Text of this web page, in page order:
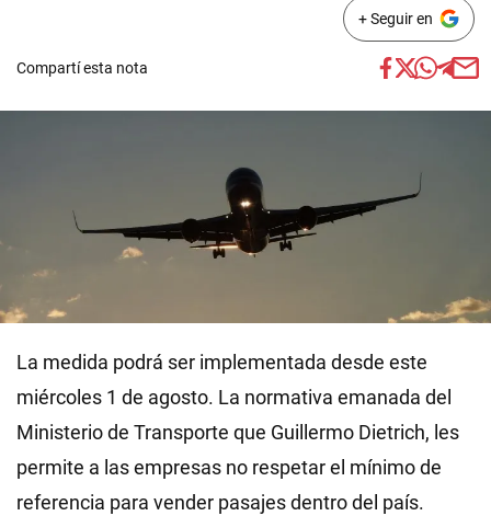
+ Seguir en
Compartí esta nota
La medida podrá ser implementada desde este
miércoles 1 de agosto. La normativa emanada del
Ministerio de Transporte que Guillermo Dietrich, les
permite a las empresas no respetar el mínimo de
referencia para vender pasajes dentro del país.